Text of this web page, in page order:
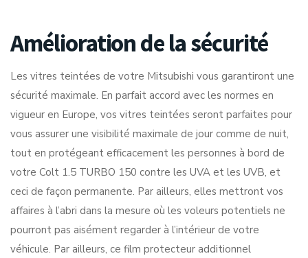
Amélioration de la sécurité
Les vitres teintées de votre Mitsubishi vous garantiront une
sécurité maximale. En parfait accord avec les normes en
vigueur en Europe, vos vitres teintées seront parfaites pour
vous assurer une visibilité maximale de jour comme de nuit,
tout en protégeant efficacement les personnes à bord de
votre Colt 1.5 TURBO 150 contre les UVA et les UVB, et
ceci de façon permanente. Par ailleurs, elles mettront vos
affaires à l’abri dans la mesure où les voleurs potentiels ne
pourront pas aisément regarder à l’intérieur de votre
véhicule. Par ailleurs, ce film protecteur additionnel